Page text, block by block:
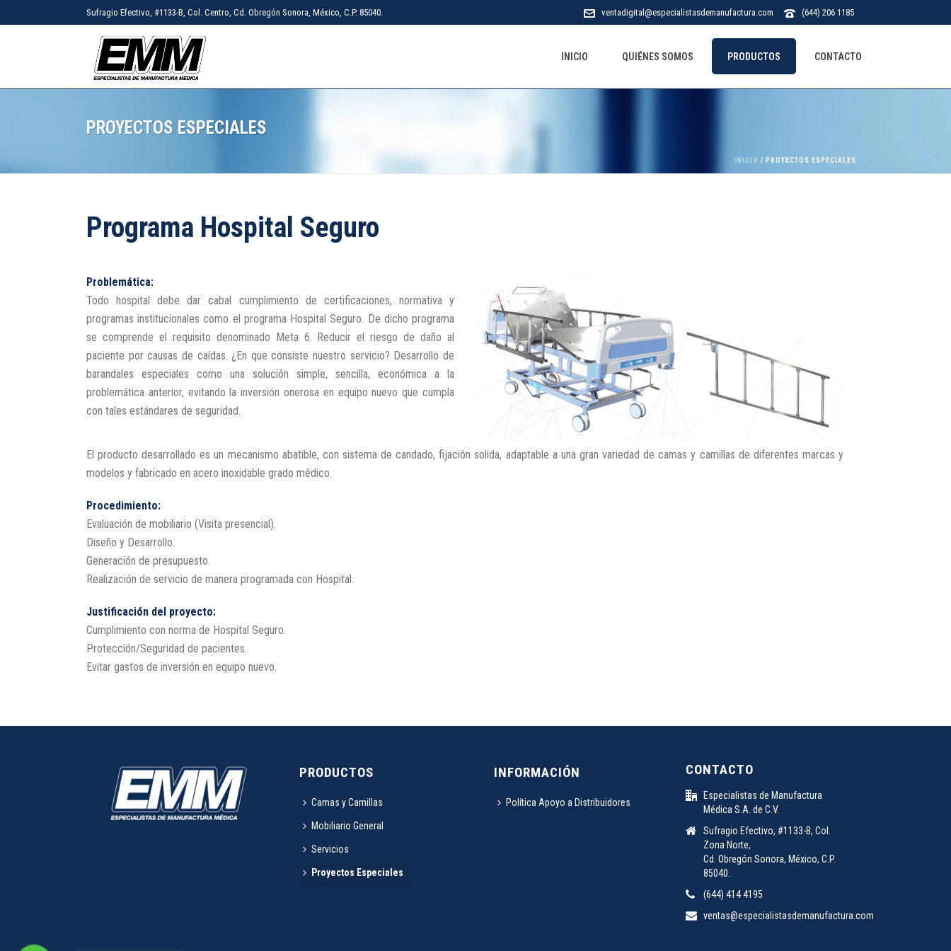
(644) 206 1185
ventadigital@especialistasdemanufactura.com
Sufragio Efectivo, #1133-B, Col. Centro, Cd. Obregón Sonora, México, C.P. 85040.
INICIO QUIÉNES SOMOS PRODUCTOS CONTACTO
PROYECTOS ESPECIALES
INICIO / PROYECTOS ESPECIALES
Programa Hospital Seguro
Problemática:
Todo hospital debe dar cabal cumplimiento de certificaciones, normativa y
programas institucionales como el programa Hospital Seguro. De dicho programa
se comprende el requisito denominado Meta 6. Reducir el riesgo de daño al
paciente por causas de caídas. ¿En que consiste nuestro servicio? Desarrollo de
barandales especiales como una solución simple, sencilla, económica a la
problemática anterior, evitando la inversión onerosa en equipo nuevo que cumpla
con tales estándares de seguridad.
El producto desarrollado es un mecanismo abatible, con sistema de candado, fijación solida, adaptable a una gran variedad de camas y camillas de diferentes marcas y
modelos y fabricado en acero inoxidable grado médico.
Procedimiento:
Evaluación de mobiliario (Visita presencial).
Diseño y Desarrollo.
Generación de presupuesto.
Realización de servicio de manera programada con Hospital.
Justificación del proyecto:
Cumplimiento con norma de Hospital Seguro.
Protección/Seguridad de pacientes.
Evitar gastos de inversión en equipo nuevo.
PRODUCTOS
Camas y Camillas
Mobiliario General
Servicios
Proyectos Especiales
INFORMACIÓN
Política Apoyo a Distribuidores
CONTACTO
Especialistas de Manufactura
Médica S.A. de C.V.
Sufragio Efectivo, #1133-B, Col.
Zona Norte,
Cd. Obregón Sonora, México, C.P.
85040.
(644) 414 4195
ventas@especialistasdemanufactura.com